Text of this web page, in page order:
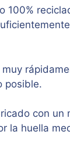
100%
posible.
con
la huella